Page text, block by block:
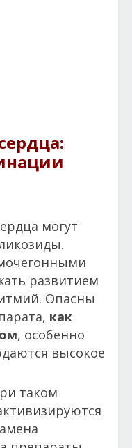
могут
развитием
Опасны
как
, особенно
высокое
таком